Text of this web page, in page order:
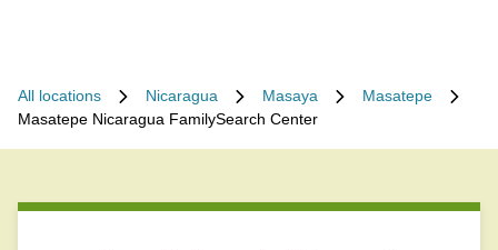
All locations Nicaragua Masaya
Masatepe
Masatepe Nicaragua FamilySearch Center